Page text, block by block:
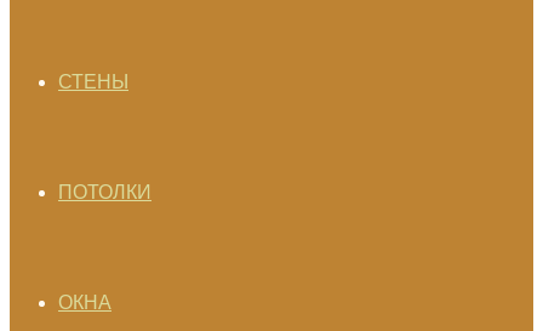
СТЕНЫ
ПОТОЛКИ
ОКНА